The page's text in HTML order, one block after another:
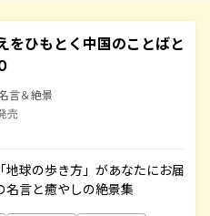
をひもとく中国のことばと
言＆絶景
売
球の歩き方」があなたにお届
名言と癒やしの絶景集